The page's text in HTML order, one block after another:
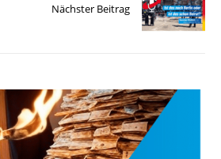
Nächster Beitrag